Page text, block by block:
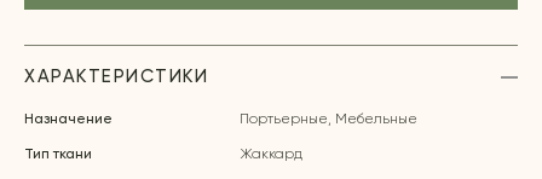
ХАРАКТЕРИСТИКИ
Назначение Портьерные, Мебельные
Тип ткани Жаккард